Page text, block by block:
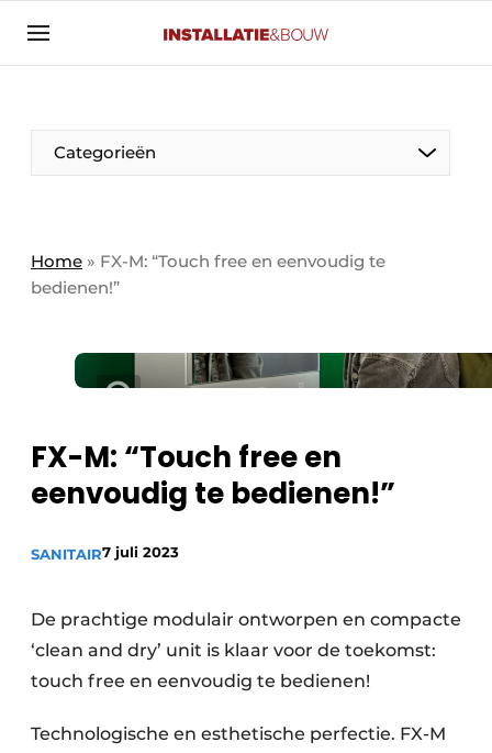
Aanmelden
Banner overzicht
BedrijvenAanmeldenBedankt voor de aanmelding
Contact
Evenement aanmelden
Podcasts
Privacy / Cookie statement
Vacature aanmelden
Vacatures
Categorieën
Panelgesprek
HVAC
Binnenklimaat
Brandbeveiliging
Home » FX-M: “Touch free en eenvoudig te
bedienen!”
FX-M: “Touch free en
eenvoudig te bedienen!”
SANITAIR7 juli 2023
De prachtige modulair ontworpen en compacte
‘clean and dry’ unit is klaar voor de toekomst:
touch free en eenvoudig te bedienen!
Technologische en esthetische perfectie. FX-M